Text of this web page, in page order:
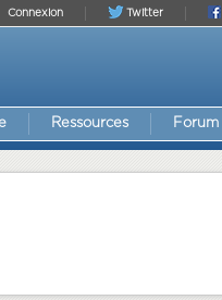
Twitter
Connexion
Ressources Forum